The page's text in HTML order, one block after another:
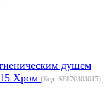
душем
Хром (Код: SE870303015)